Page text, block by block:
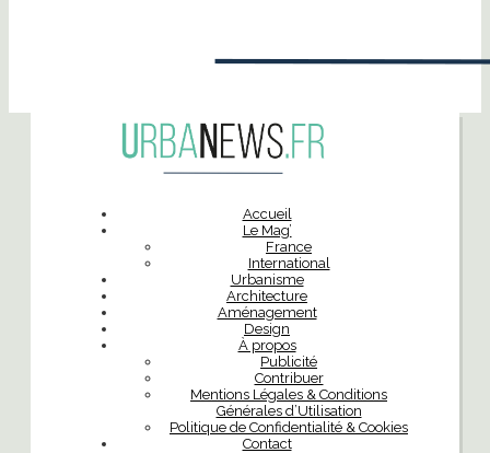
Accueil
Le Mag’
France
International
Urbanisme
Architecture
Aménagement
Design
À propos
Publicité
Contribuer
Mentions Légales & Conditions
Générales d’Utilisation
Politique de Confidentialité & Cookies
Contact